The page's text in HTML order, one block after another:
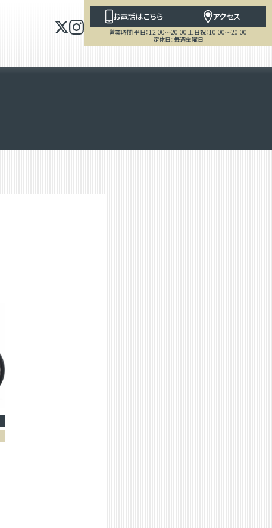
お電話はこちら アクセス
営業時間 平日：12:00～20:00 土日祝：10:00～20:00
定休日：毎週金曜日